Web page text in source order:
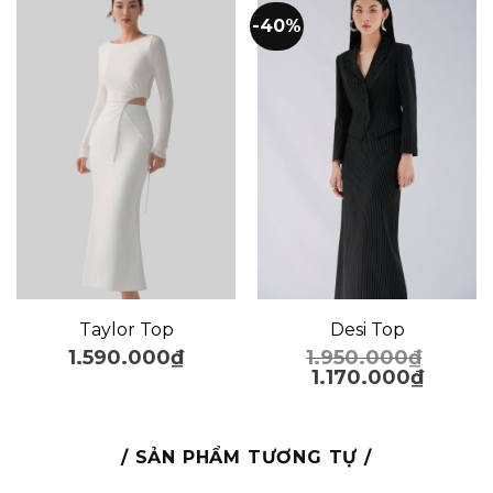
Taylor Top
1.590.000₫
-40%
Desi Top
1.950.000₫
1.170.000₫
/ SẢN PHẨM TƯƠNG TỰ /